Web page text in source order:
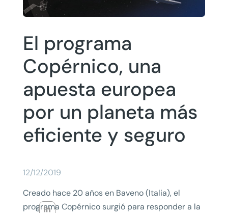
El programa
Copérnico, una
apuesta europea
por un planeta más
eficiente y seguro
12/12/2019
Creado hace 20 años en Baveno (Italia), el
programa Copérnico surgió para responder a la